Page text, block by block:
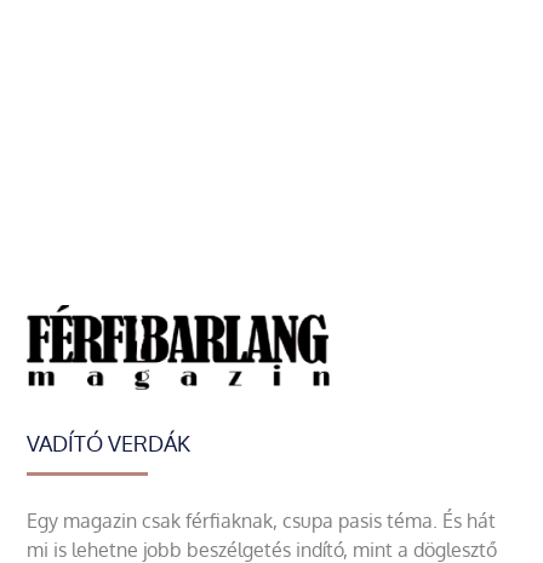
VADÍTÓ VERDÁK
Egy magazin csak férfiaknak, csupa pasis téma. És hát
mi is lehetne jobb beszélgetés indító, mint a döglesztő